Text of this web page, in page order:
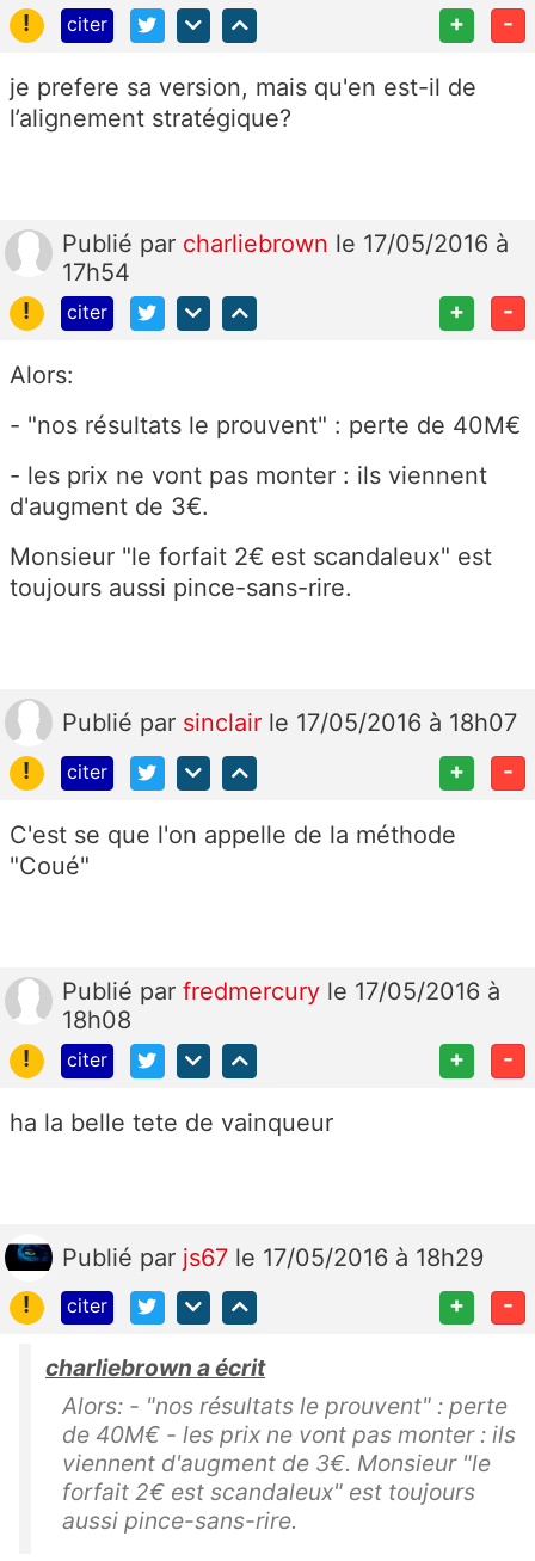
! citer + -
je prefere sa version, mais qu'en est-il de
l’alignement stratégique?
Publié par charliebrown le 17/05/2016 à
17h54
!
citer + -
Alors:
- "nos résultats le prouvent" : perte de 40M€
- les prix ne vont pas monter : ils viennent
d'augment de 3€.
Monsieur "le forfait 2€ est scandaleux" est
toujours aussi pince-sans-rire.
Publié par sinclair le 17/05/2016 à 18h07
!
citer + -
C'est se que l'on appelle de la méthode
"Coué"
Publié par fredmercury le 17/05/2016 à
18h08
!
citer + -
ha la belle tete de vainqueur
Publié par js67 le 17/05/2016 à 18h29
!
citer + -
charliebrown a écrit
Alors: - "nos résultats le prouvent" : perte
de 40M€ - les prix ne vont pas monter : ils
viennent d'augment de 3€. Monsieur "le
forfait 2€ est scandaleux" est toujours
aussi pince-sans-rire.